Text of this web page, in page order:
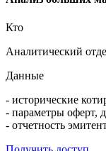
Анализ больших
Кто
Аналитический
Данные
- исторические